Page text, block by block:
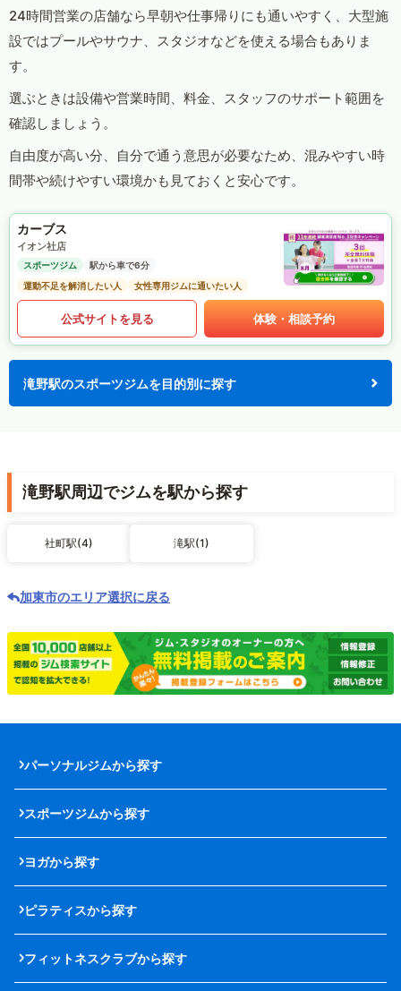
24時間営業の店舗なら早朝や仕事帰りにも通いやすく、大型施
設ではプールやサウナ、スタジオなどを使える場合もありま
す。
選ぶときは設備や営業時間、料金、スタッフのサポート範囲を
確認しましょう。
自由度が高い分、自分で通う意思が必要なため、混みやすい時
間帯や続けやすい環境かも見ておくと安心です。
カーブス
イオン社店
スポーツジム
駅から車で6分
運動不足を解消したい人
女性専用ジムに通いたい人
公式サイトを見る 体験・相談予約
滝野駅のスポーツジムを目的別に探す
滝野駅周辺でジムを駅から探す
社町駅(4) 滝駅(1)
加東市のエリア選択に戻る
パーソナルジムから探す
スポーツジムから探す
ヨガから探す
ピラティスから探す
フィットネスクラブから探す